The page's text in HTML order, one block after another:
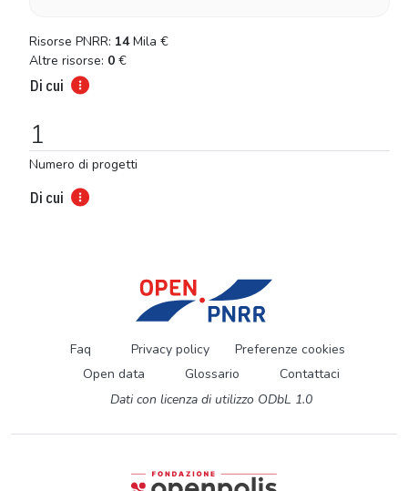
Risorse PNRR: 14 Mila €
Altre risorse: 0 €
Di cui
1
Numero di progetti
Di cui
Faq Privacy policy
Preferenze cookies
Open data
Glossario
Contattaci
Dati con licenza di utilizzo ODbL 1.0